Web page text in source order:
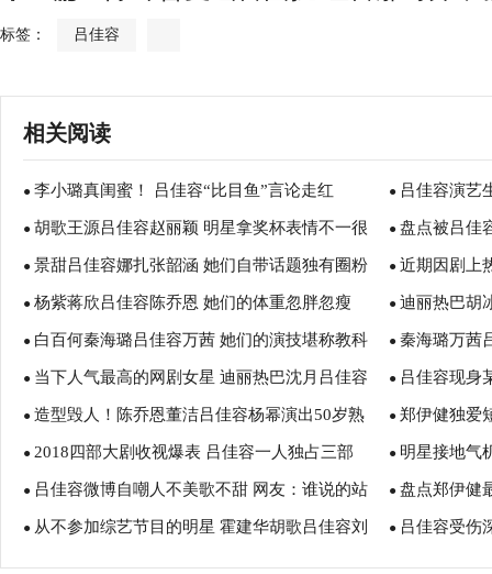
标签： 吕佳容
相关阅读
● 李小璐真闺蜜！ 吕佳容“比目鱼”言论走红 ● 吕佳容演艺
● 胡歌王源吕佳容赵丽颖 明星拿奖杯表情不一很
精彩
● 盘点被吕佳
丹尼斯吴
● 景甜吕佳容娜扎张韶涵 她们自带话题独有圈粉
魅力
● 近期因剧上
瑜
● 杨紫蒋欣吕佳容陈乔恩 她们的体重忽胖忽瘦 ● 迪丽热巴胡
这么火
● 白百何秦海璐吕佳容万茜 她们的演技堪称教科
书
● 秦海璐万茜
青衣
● 当下人气最高的网剧女星 迪丽热巴沈月吕佳容
白冰
● 吕佳容现身
● 造型毁人！陈乔恩董洁吕佳容杨幂演出50岁熟
女感
● 郑伊健独爱
容
● 2018四部大剧收视爆表 吕佳容一人独占三部 ● 明星接地气
高圆圆
● 吕佳容微博自嘲人不美歌不甜 网友：谁说的站
出来
● 盘点郑伊健
邱淑贞
● 从不参加综艺节目的明星 霍建华胡歌吕佳容刘
亦菲
● 吕佳容受伤